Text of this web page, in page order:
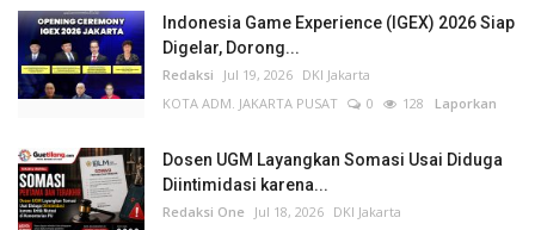
Indonesia Game Experience (IGEX) 2026 Siap
Digelar, Dorong...
Redaksi Jul 19, 2026 DKI Jakarta
KOTA ADM. JAKARTA PUSAT
0 128 Laporkan
Dosen UGM Layangkan Somasi Usai Diduga
Diintimidasi karena...
Redaksi One Jul 18, 2026 DKI Jakarta